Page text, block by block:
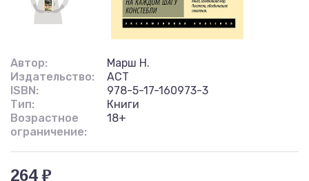
Автор:
Марш Н.
Издательство:
АСТ
ISBN:
978-5-17-160973-3
Тип:
Книги
Возрастное
ограничение:
18+
264 ₽